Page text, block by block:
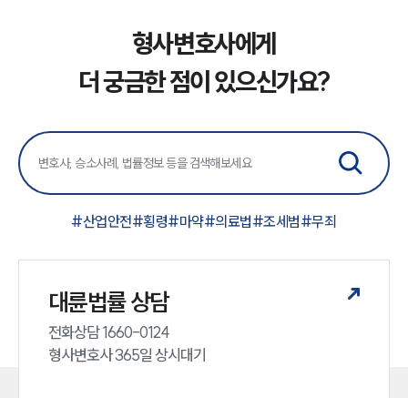
형사변호사에게
더 궁금한 점이 있으신가요?
#산업안전#횡령#마약#의료법#조세범#무죄
대륜법률 상담
전화상담 1660-0124
형사변호사 365일 상시대기